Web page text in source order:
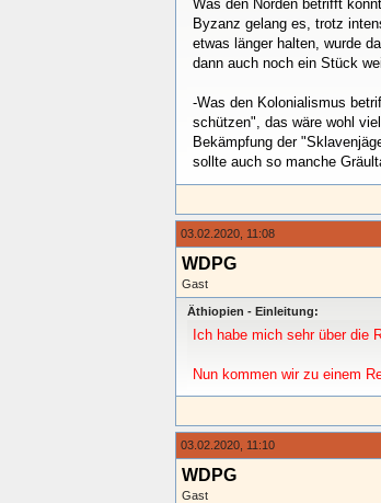
Was den Norden betrifft
Byzanz gelang es, trotz
etwas länger halten, wurde
dann auch noch ein Stück
-Was den Kolonialismus
schützen", das wäre wohl
Bekämpfung der
sollte auch so manche
03.02.2020, 11:08
WDPG
Gast
Äthiopien - Einleitung:
Ich habe mich sehr über die
Nun kommen wir zu einem
03.02.2020, 11:10
WDPG
Gast